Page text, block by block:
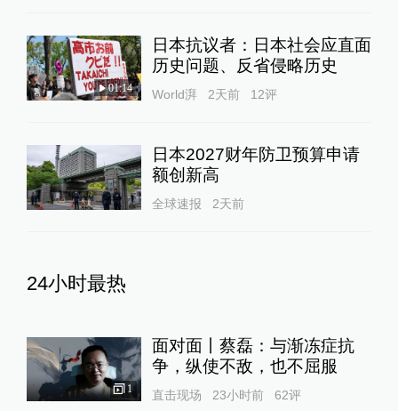
01:14
日本抗议者：日本社会应直面
历史问题、反省侵略历史
World湃 2天前 12评
日本2027财年防卫预算申请
额创新高
全球速报 2天前
24小时最热
1
面对面丨蔡磊：与渐冻症抗
争，纵使不敌，也不屈服
直击现场 23小时前 62评